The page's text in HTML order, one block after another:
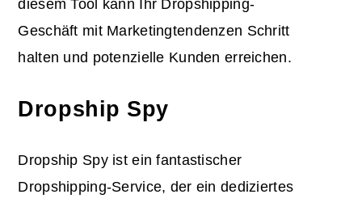
diesem Tool kann Ihr Dropshipping-
Geschäft mit Marketingtendenzen Schritt
halten und potenzielle Kunden erreichen.
Dropship Spy
Dropship Spy ist ein fantastischer
Dropshipping-Service, der ein dediziertes